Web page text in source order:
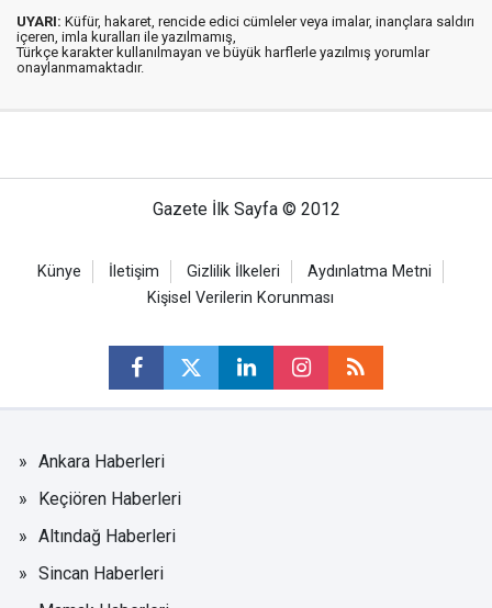
UYARI: Küfür, hakaret, rencide edici cümleler veya imalar, inançlara saldırı
içeren, imla kuralları ile yazılmamış,
Türkçe karakter kullanılmayan ve büyük harflerle yazılmış yorumlar
onaylanmamaktadır.
Gazete İlk Sayfa © 2012
Künye İletişim Gizlilik İlkeleri
Aydınlatma Metni
Kişisel Verilerin Korunması
Ankara Haberleri
Keçiören Haberleri
Altındağ Haberleri
Sincan Haberleri